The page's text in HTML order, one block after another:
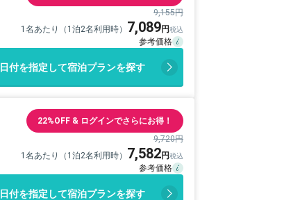
9,155円
1名あたり（1泊2名利用時） 7,089
日付を指定して宿泊プランを探す
22%OFF & ログインでさらにお得！
9,720円
1名あたり（1泊2名利用時） 7,582
日付を指定して宿泊プランを探す